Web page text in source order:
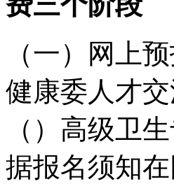
（一）网上
健康委人才
（）高级卫
据报名须知